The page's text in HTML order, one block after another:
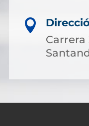

Carrera